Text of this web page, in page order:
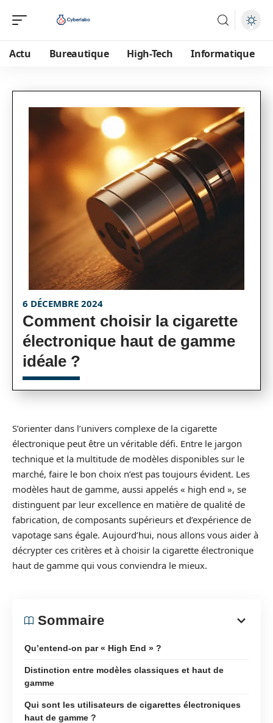
Actu Bureautique High-Tech Informatique
6 DÉCEMBRE 2024
Comment choisir la cigarette
électronique haut de gamme
idéale ?
S’orienter dans l’univers complexe de la cigarette
électronique peut être un véritable défi. Entre le jargon
technique et la multitude de modèles disponibles sur le
marché, faire le bon choix n’est pas toujours évident. Les
modèles haut de gamme, aussi appelés « high end », se
distinguent par leur excellence en matière de qualité de
fabrication, de composants supérieurs et d’expérience de
vapotage sans égale. Aujourd’hui, nous allons vous aider à
décrypter ces critères et à choisir la cigarette électronique
haut de gamme qui vous conviendra le mieux.
Sommaire
Qu’entend-on par « High End » ?
Distinction entre modèles classiques et haut de
gamme
Qui sont les utilisateurs de cigarettes électroniques
haut de gamme ?